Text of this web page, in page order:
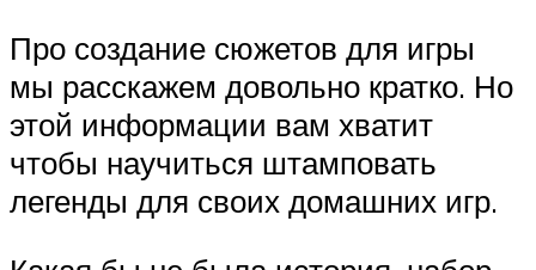
Про создание сюжетов для игры
мы расскажем довольно кратко. Но
этой информации вам хватит
чтобы научиться штамповать
легенды для своих домашних игр.